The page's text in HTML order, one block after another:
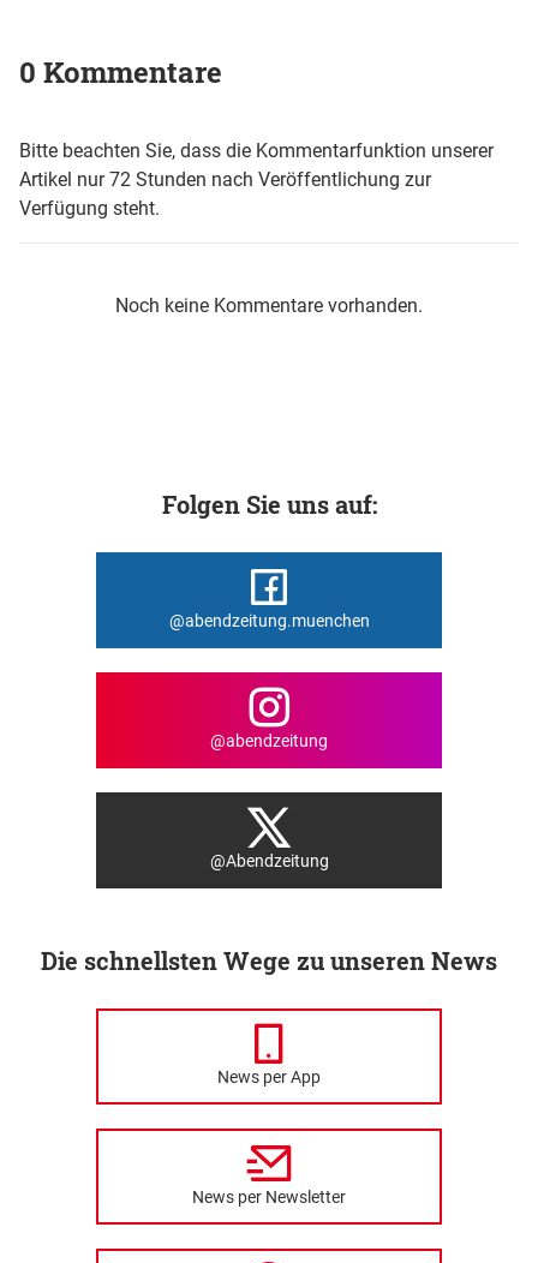
0 Kommentare
Bitte beachten Sie, dass die Kommentarfunktion unserer
Artikel nur 72 Stunden nach Veröffentlichung zur
Verfügung steht.
Noch keine Kommentare vorhanden.
Folgen Sie uns auf:
@abendzeitung.muenchen
@abendzeitung
@Abendzeitung
Die schnellsten Wege zu unseren News
News per App
News per Newsletter